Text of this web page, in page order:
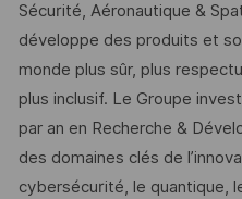
Sécurité, Aéronautique &
développe des produits et
monde plus sûr, plus
plus inclusif. Le Groupe
par an en Recherche &
des domaines clés de
cybersécurité, le quantique,